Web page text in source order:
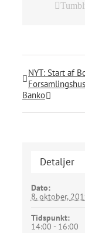
NYT: Start af
Banko
Detaljer
Dato:
8. oktober,
Tidspunkt:
14:00 - 16:00